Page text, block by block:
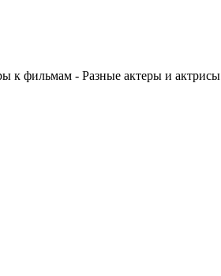
к фильмам - Разные актеры и актрисы